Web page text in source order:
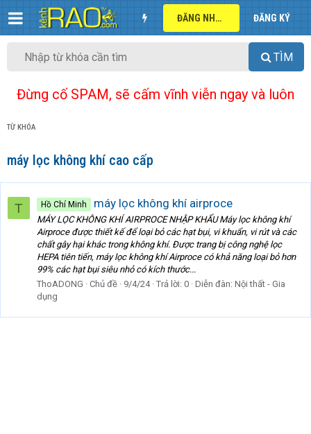
ĐĂNG NHẬP ĐĂNG KÝ
TÌM
Đừng cố SPAM, sẽ cấm vĩnh viễn ngay và luôn
TỪ KHÓA
máy lọc không khí cao cấp
T Hồ Chí Minh máy lọc không khí airproce
MÁY LỌC KHÔNG KHÍ AIRPROCE NHẬP KHẨU Máy lọc không khí
Airproce được thiết kế để loại bỏ các hạt bụi, vi khuẩn, vi rút và các
chất gây hại khác trong không khí. Được trang bị công nghệ lọc
HEPA tiên tiến, máy lọc không khí Airproce có khả năng loại bỏ hơn
99% các hạt bụi siêu nhỏ có kích thước...
ThoADONG
Chủ đề 9/4/24 Trả lời: 0 Diễn đàn: Nội thất - Gia
dụng